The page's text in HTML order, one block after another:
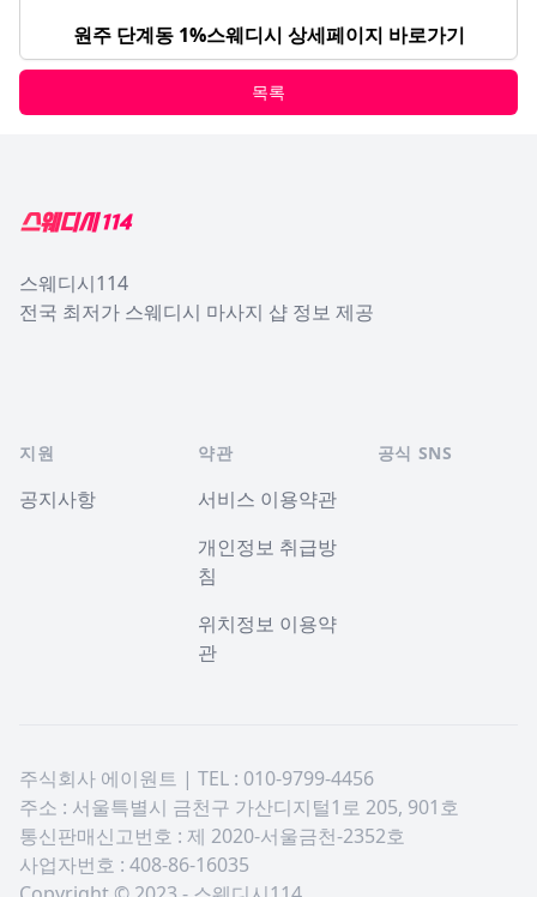
원주 단계동 1%스웨디시 상세페이지 바로가기
목록
스웨디시114
전국 최저가 스웨디시 마사지 샵 정보 제공
지원
공지사항
약관
서비스 이용약관
개인정보 취급방
침
위치정보 이용약
관
공식 SNS
주식회사 에이원트 | TEL : 010-9799-4456
주소 : 서울특별시 금천구 가산디지털1로 205, 901호
통신판매신고번호 : 제 2020-서울금천-2352호
사업자번호 : 408-86-16035